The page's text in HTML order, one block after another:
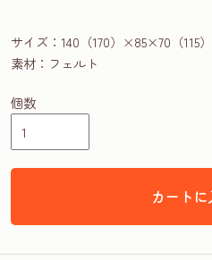
サイズ：140（170）×85×70（115
素材：フェルト
個数
カートに